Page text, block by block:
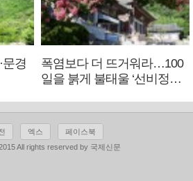
경
폭염보다 더 뜨거워라…100
일을 붉게 불태울 ‘선비정신’
엑스
페이스북
All rights reserved by 국제신문